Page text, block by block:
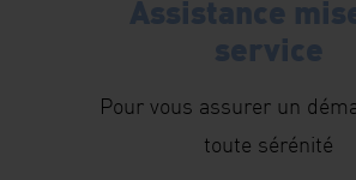
Assistance
service
Pour vous assurer un
toute sérénité